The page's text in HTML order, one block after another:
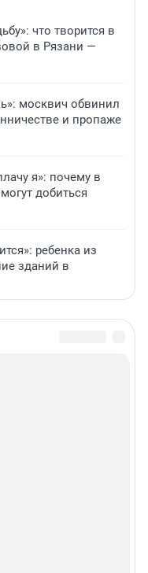
что творится в
в Рязани —
москвич обвинил
и пропаже
я»: почему в
добиться
ребенка из
зданий в